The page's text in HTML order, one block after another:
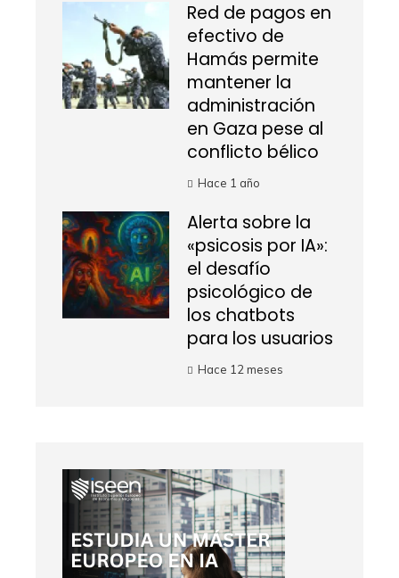
Red de pagos en
efectivo de
Hamás permite
mantener la
administración
en Gaza pese al
conflicto bélico
Hace 1 año
Alerta sobre la
«psicosis por IA»:
el desafío
psicológico de
los chatbots
para los usuarios
Hace 12 meses